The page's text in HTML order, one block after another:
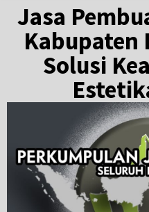
Jasa
Kabupaten
Solusi